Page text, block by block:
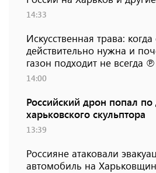
14:33
Искусственная трава:
действительно нужна и
газон подходит не всегда ℗
14:00
Российский дрон попал по
харьковского скульптора
13:39
Россияне атаковали
автомобиль на